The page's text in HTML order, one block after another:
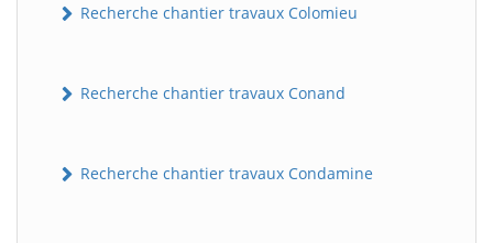
Recherche chantier travaux Colomieu
Recherche chantier travaux Conand
Recherche chantier travaux Condamine
B BatiWebPro